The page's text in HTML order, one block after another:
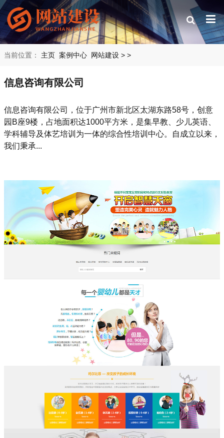
当前位置： 主页 >
案例中心 >
网站建设
信息咨询有限公司
信息咨询有限公司，位于广州市新北区太湖东路58号，创意
园B座9楼，占地面积达1000平方米，是集早教、少儿英语、
学科辅导及体艺培训为一体的综合性培训中心。自成立以来，
我们秉承...